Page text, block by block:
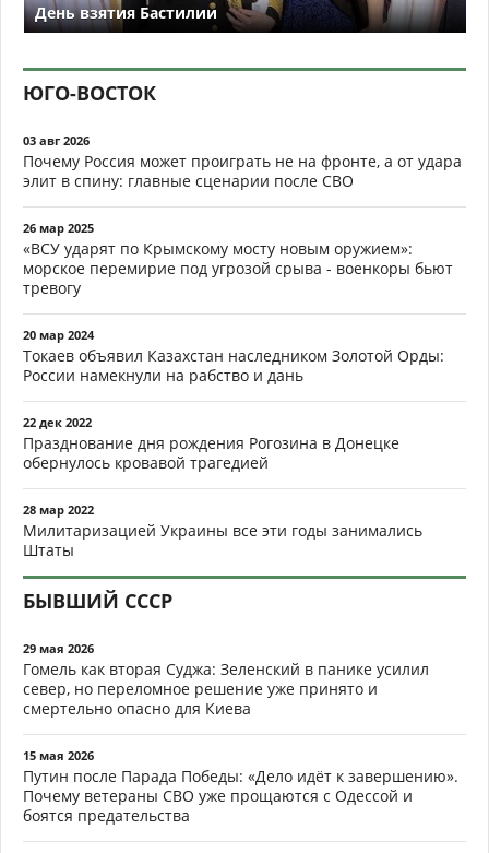
День взятия Бастилии
ЮГО-ВОСТОК
03 авг 2026
Почему Россия может проиграть не на фронте, а от удара
элит в спину: главные сценарии после СВО
26 мар 2025
«ВСУ ударят по Крымскому мосту новым оружием»:
морское перемирие под угрозой срыва - военкоры бьют
тревогу
20 мар 2024
Токаев объявил Казахстан наследником Золотой Орды:
России намекнули на рабство и дань
22 дек 2022
Празднование дня рождения Рогозина в Донецке
обернулось кровавой трагедией
28 мар 2022
Милитаризацией Украины все эти годы занимались
Штаты
БЫВШИЙ СССР
29 мая 2026
Гомель как вторая Суджа: Зеленский в панике усилил
север, но переломное решение уже принято и
смертельно опасно для Киева
15 мая 2026
Путин после Парада Победы: «Дело идёт к завершению».
Почему ветераны СВО уже прощаются с Одессой и
боятся предательства